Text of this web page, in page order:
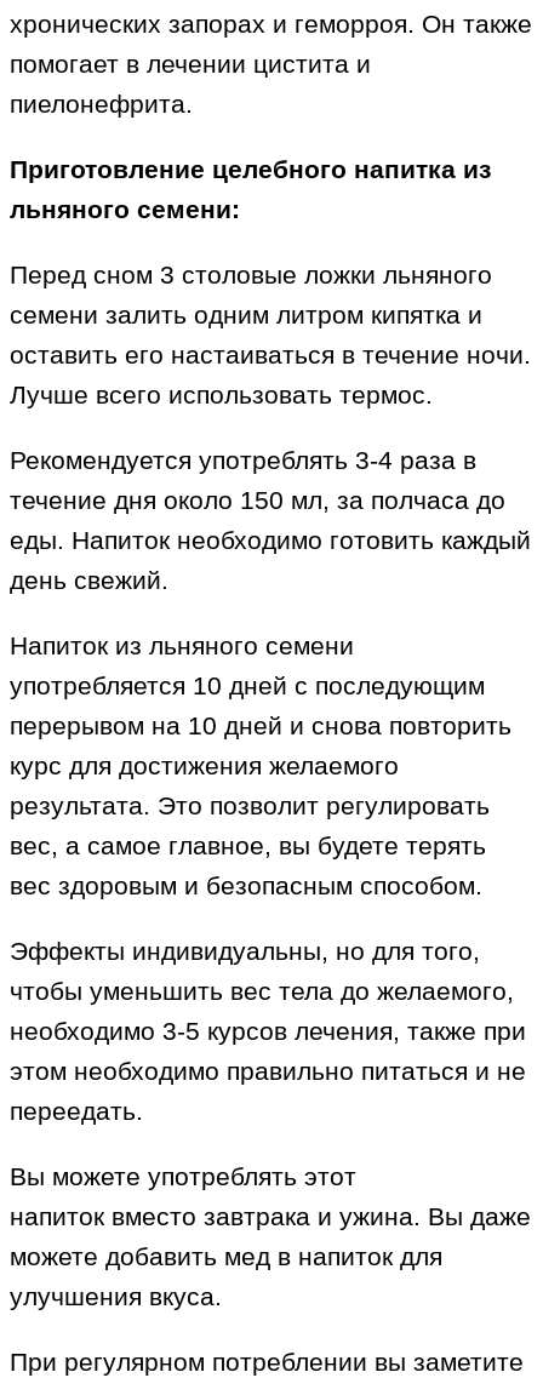
хронических запорах и геморроя. Он также
помогает в лечении цистита и
пиелонефрита.
Приготовление целебного напитка из
льняного семени:
Перед сном 3 столовые ложки льняного
семени залить одним литром кипятка и
оставить его настаиваться в течение ночи.
Лучше всего использовать термос.
Рекомендуется употреблять 3-4 раза в
течение дня около 150 мл, за полчаса до
еды. Напиток необходимо готовить каждый
день свежий.
Напиток из льняного семени
употребляется 10 дней с последующим
перерывом на 10 дней и снова повторить
курс для достижения желаемого
результата. Это позволит регулировать
вес, а самое главное, вы будете терять
вес здоровым и безопасным способом.
Эффекты индивидуальны, но для того,
чтобы уменьшить вес тела до желаемого,
необходимо 3-5 курсов лечения, также при
этом необходимо правильно питаться и не
переедать.
Вы можете употреблять этот
напиток вместо завтрака и ужина. Вы даже
можете добавить мед в напиток для
улучшения вкуса.
При регулярном потреблении вы заметите